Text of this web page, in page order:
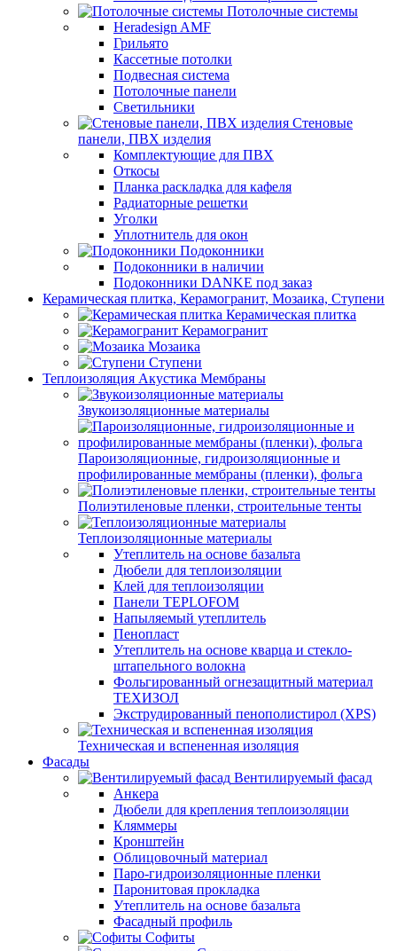
Потолочные системы
Heradesign AMF
Грильято
Кассетные потолки
Подвесная система
Потолочные панели
Светильники
Стеновые
панели, ПВХ изделия
Комплектующие для ПВХ
Откосы
Планка раскладка для кафеля
Радиаторные решетки
Уголки
Уплотнитель для окон
Подоконники
Подоконники в наличии
Подоконники DANKE под заказ
Керамическая плитка, Керамогранит, Мозаика, Ступени
Керамическая плитка
Керамогранит
Мозаика
Ступени
Теплоизоляция Акустика Мембраны
Звукоизоляционные материалы
Пароизоляционные, гидроизоляционные и
профилированные мембраны (пленки), фольга
Полиэтиленовые пленки, строительные тенты
Теплоизоляционные материалы
Утеплитель на основе базальта
Дюбели для теплоизоляции
Клей для теплоизоляции
Панели TEPLOFOM
Напыляемый утеплитель
Пенопласт
Утеплитель на основе кварца и стекло-
штапельного волокна
Фольгированный огнезащитный материал
ТЕХИЗОЛ
Экструдированный пенополистирол (XPS)
Техническая и вспененная изоляция
Фасады
Вентилируемый фасад
Анкера
Дюбели для крепления теплоизоляции
Кляммеры
Кронштейн
Облицовочный материал
Паро-гидроизоляционные пленки
Паронитовая прокладка
Утеплитель на основе базальта
Фасадный профиль
Софиты